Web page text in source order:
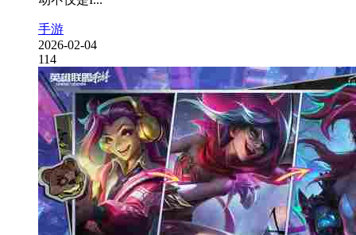
手游
2026-02-04
114